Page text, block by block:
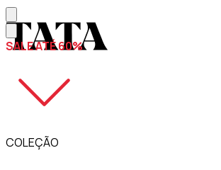
SALE ATÉ 60%
COLEÇÃO